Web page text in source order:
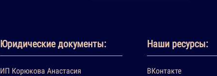
Юридические документы:
ИП Корюкова Анастасия
Наши ресурсы:
ВКонтакте